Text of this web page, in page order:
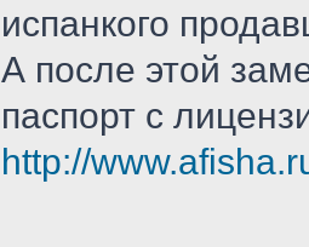
испанкого
А после этой
паспорт с
http://